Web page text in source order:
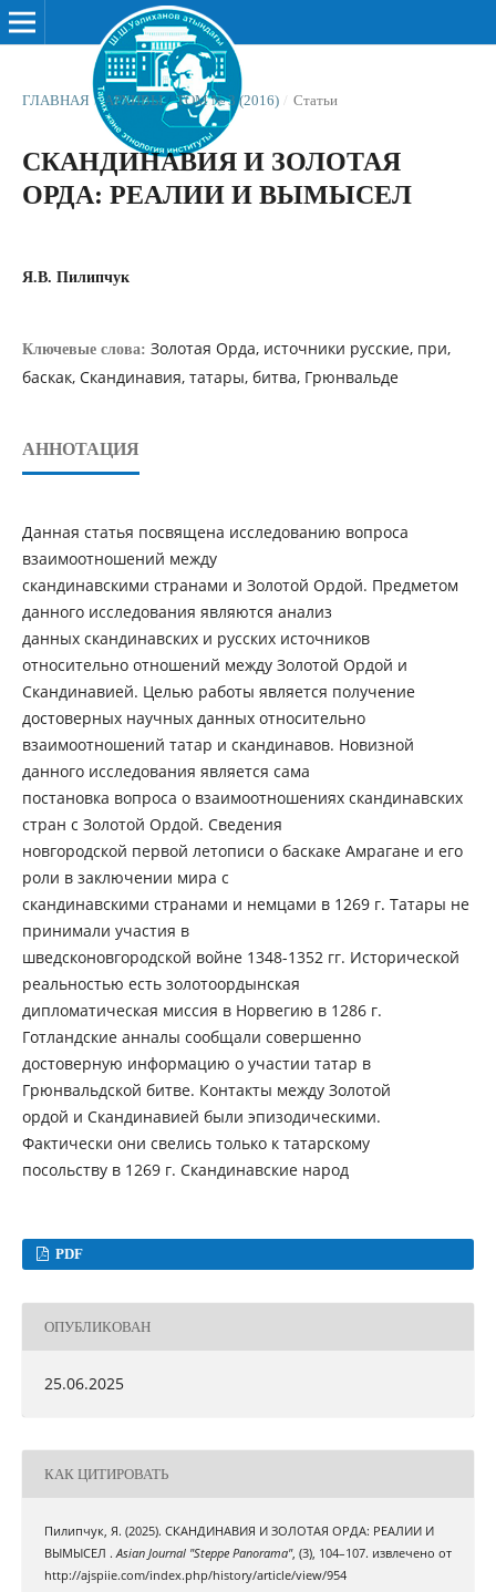
ГЛАВНАЯ / АРХИВЫ / ТОМ № 3 (2016) / Статьи
СКАНДИНАВИЯ И ЗОЛОТАЯ
ОРДА: РЕАЛИИ И ВЫМЫСЕЛ
Я.В. Пилипчук
Ключевые слова: Золотая Орда, источники русские, при,
баскак, Скандинавия, татары, битва, Грюнвальде
АННОТАЦИЯ
Данная статья посвящена исследованию вопроса
взаимоотношений между
скандинавскими странами и Золотой Ордой. Предметом
данного исследования являются анализ
данных скандинавских и русских источников
относительно отношений между Золотой Ордой и
Скандинавией. Целью работы является получение
достоверных научных данных относительно
взаимоотношений татар и скандинавов. Новизной
данного исследования является сама
постановка вопроса о взаимоотношениях скандинавских
стран с Золотой Ордой. Сведения
новгородской первой летописи о баскаке Амрагане и его
роли в заключении мира с
скандинавскими странами и немцами в 1269 г. Татары не
принимали участия в
шведсконовгородской войне 1348-1352 гг. Исторической
реальностью есть золотоордынская
дипломатическая миссия в Норвегию в 1286 г.
Готландские анналы сообщали совершенно
достоверную информацию о участии татар в
Грюнвальдской битве. Контакты между Золотой
ордой и Скандинавией были эпизодическими.
Фактически они свелись только к татарскому
посольству в 1269 г. Скандинавские народ
PDF
ОПУБЛИКОВАН
25.06.2025
КАК ЦИТИРОВАТЬ
Пилипчук, Я. (2025). СКАНДИНАВИЯ И ЗОЛОТАЯ ОРДА: РЕАЛИИ И
ВЫМЫСЕЛ .Asian Journal "Steppe Panorama", (3), 104–107. извлечено от
http://ajspiie.com/index.php/history/article/view/954